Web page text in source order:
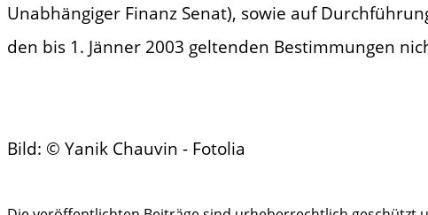
Unabhängiger Finanz Senat), sowie auf
den bis 1. Jänner 2003 geltenden Bestimmungen
Bild: © Yanik Chauvin - Fotolia